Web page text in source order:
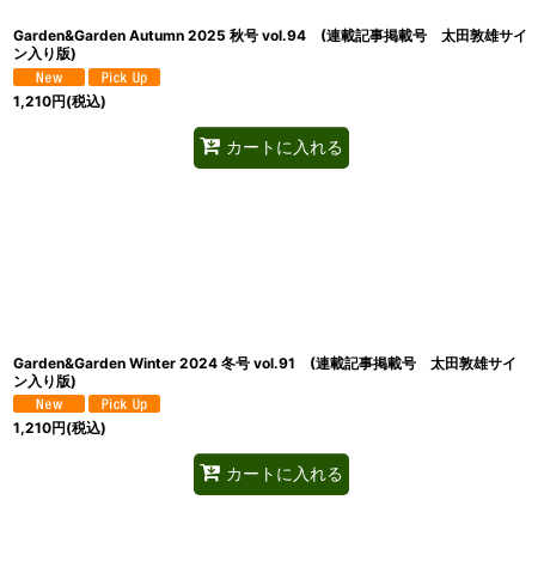
Garden&Garden Autumn 2025 秋号 vol.94 (連載記事掲載号 太田敦雄サイ
ン入り版)
1,210円(税込)
カートに入れる
Garden&Garden Winter 2024 冬号 vol.91 (連載記事掲載号 太田敦雄サイ
ン入り版)
1,210円(税込)
カートに入れる